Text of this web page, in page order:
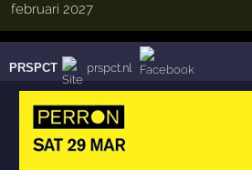
februari 2027
PRSPCT prspct.nl